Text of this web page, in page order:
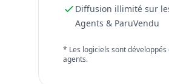
Diffusion illimité sur
Agents & ParuVendu
* Les logiciels sont
agents.